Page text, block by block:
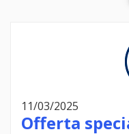
11/03/2025
Offerta